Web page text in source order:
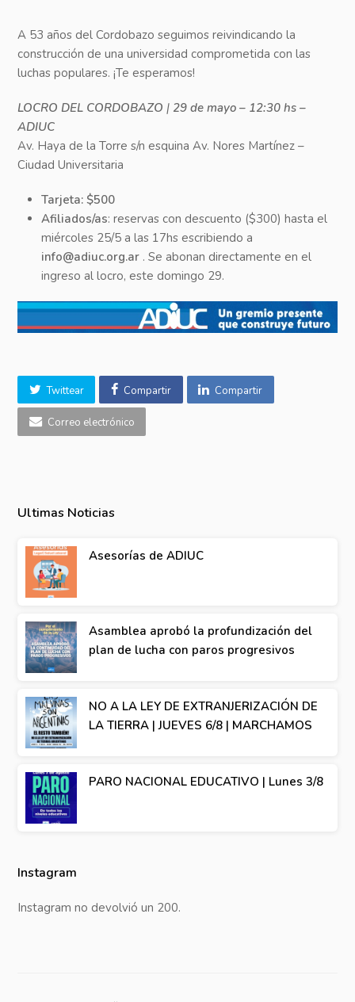
A 53 años del Cordobazo seguimos reivindicando la
construcción de una universidad comprometida con las
luchas populares. ¡Te esperamos!
LOCRO DEL CORDOBAZO | 29 de mayo – 12:30 hs –
ADIUC
Av. Haya de la Torre s/n esquina Av. Nores Martínez –
Ciudad Universitaria
Tarjeta: $500
Afiliados/as: reservas con descuento ($300) hasta el
miércoles 25/5 a las 17hs escribiendo a
info@adiuc.org.ar . Se abonan directamente en el
ingreso al locro, este domingo 29.
Twittear Compartir Compartir
Correo electrónico
Ultimas Noticias
Asesorías de ADIUC
Asamblea aprobó la profundización del
plan de lucha con paros progresivos
NO A LA LEY DE EXTRANJERIZACIÓN DE
LA TIERRA | JUEVES 6/8 | MARCHAMOS
PARO NACIONAL EDUCATIVO | Lunes 3/8
Instagram
Instagram no devolvió un 200.